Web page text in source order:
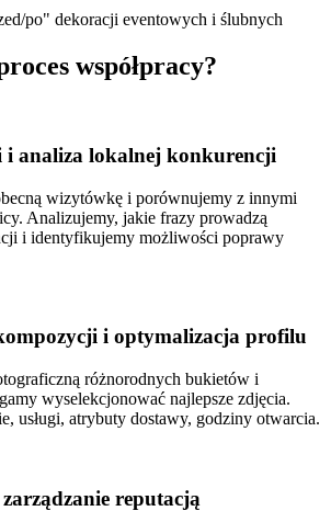
po" dekoracji eventowych i ślubnych
współpracy?
analiza lokalnej konkurencji
wizytówkę i porównujemy z innymi
Analizujemy, jakie frazy prowadzą
i identyfikujemy możliwości poprawy
i optymalizacja profilu
różnorodnych bukietów i
wyselekcjonować najlepsze zdjęcia.
usługi, atrybuty dostawy, godziny otwarcia.
reputacją